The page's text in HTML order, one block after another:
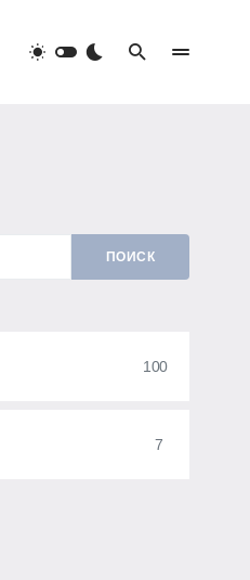
ПОИСК
100
7